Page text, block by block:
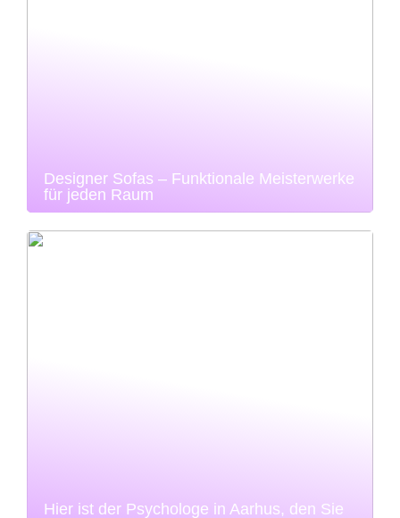
Designer Sofas – Funktionale Meisterwerke
für jeden Raum
Hier ist der Psychologe in Aarhus, den Sie